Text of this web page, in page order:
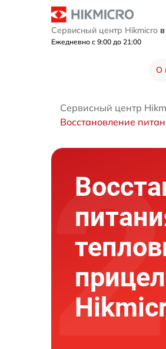
Сервисный центр Hikmicro
Ежедневно с 9:00 до 21:00
О
Сервисный центр
Восстановление